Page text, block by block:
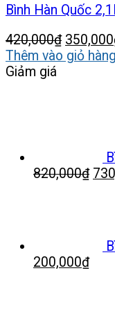
Bình Hàn Quốc
420,000₫ Giá
gốc
350,000
Thêm vào giỏ hàng
Giảm giá
820,000₫ Giá
Giá
200,000₫Giá